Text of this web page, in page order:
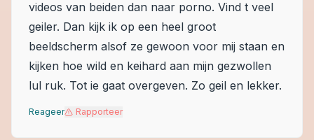
videos van beiden dan naar porno. Vind t veel
geiler. Dan kijk ik op een heel groot
beeldscherm alsof ze gewoon voor mij staan en
kijken hoe wild en keihard aan mijn gezwollen
lul ruk. Tot ie gaat overgeven. Zo geil en lekker.
Reageer Rapporteer